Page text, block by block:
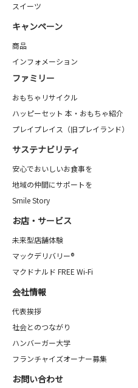
スイーツ
キャンペーン
商品
インフォメーション
ファミリー
おもちゃリサイクル
ハッピーセット 本・おもちゃ紹介
プレイプレイス（旧プレイランド）
サステナビリティ
安心でおいしいお食事を
地域の仲間にサポートを
Smile Story
お店・サービス
未来型店舗体験
マックデリバリー®
マクドナルド FREE Wi-Fi
会社情報
代表挨拶
社会とのつながり
ハンバーガー大学
フランチャイズオーナー募集
お問い合わせ